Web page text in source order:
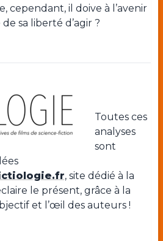
cependant, il doive à l’avenir
sa liberté d’agir ?
Toutes ces
analyses
sont
, site dédié à la
le présent, grâce à la
et l’œil des auteurs !